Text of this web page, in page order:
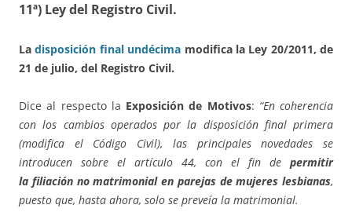
11ª) Ley del Registro Civil.
Ladisposición final undécima modifica la Ley 20/2011, de
21 de julio, del Registro Civil.
Dice al respecto la Exposición de Motivos: “En coherencia
con los cambios operados por la disposición final primera
(modifica el Código Civil), las principales novedades se
introducen sobre el artículo 44, con el fin de permitir
la filiación no matrimonial en parejas de mujeres lesbianas,
puesto que, hasta ahora, solo se preveía la matrimonial.